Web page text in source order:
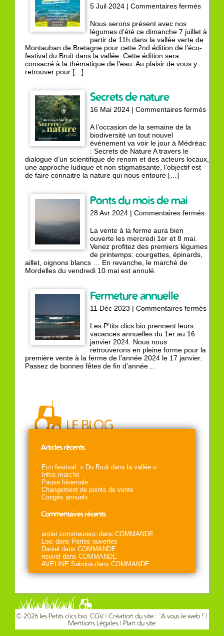
5 Juil 2024 |Commentaires ferméssur
du
Bruit
Nous serons présent avec nos
légumes d’été ce dimanche 7 juillet à
partir de 11h dans la vallée verte de
Montauban de Bretagne pour cette 2nd édition de l’éco-
festival du Bruit dans la vallée. Cette édition sera
consacré à la thématique de l’eau. Au plaisir de vous y
retrouver pour […]
Secrets de nature
16 Mai 2024 |Commentaires ferméssur
A l’occasion de la semaine de la
biodiversité un tout nouvel
événement va voir le jour à Médréac
: Secrets de Nature A travers le
dialogue d’un scientifique de renom et des acteurs locaux,
une approche ludique et non stigmatisante, l’objectif est
de faire connaitre la nature qui nous entoure […]
Ponts du mois de mai
28 Avr 2024 |Commentaires ferméssur
de
La vente à la ferme aura bien
ouverte les mercredi 1er et 8 mai.
Venez profitez des premiers légumes
de printemps: courgettes, épinards,
aillet, oignons blancs … En revanche, le marché de
Mordelles du vendredi 10 mai est annulé.
Fermeture annuelle
11 Déc 2023 |Commentaires ferméssur
Les P’tits clics bio prennent leurs
vacances annuelles du 1er au 16
janvier 2024. Nous nous
retrouverons en pleine forme pour la
première vente à la ferme de l’année 2024 le 17 janvier.
Passez de bonnes fêtes de fin d’année…
Articles récents
Eco festival » Du Bruit dans la vallée »
Infos marché
Pause hivernale
Changement de points de vente
Congés annuels
Commentaires récents
antier commeureuc dansCOMMANDE
Loic dans Portes ouvertes
Daniel dansCOMMANDE
nouvel dansCOMMANDE
AVELINE SabrinadansCOMMANDE
© 2026 les Petits clics bio.CGV | Création du site : "A vous le web !"|
Mentions Légales
Plan du site